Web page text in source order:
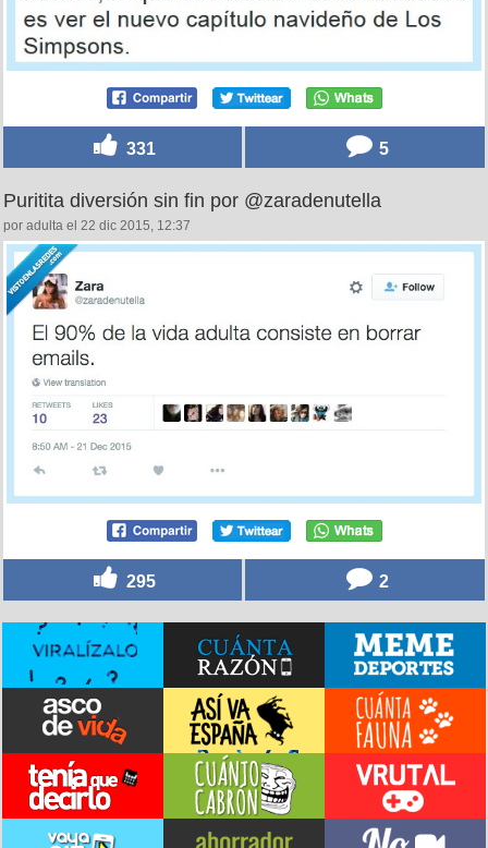
331 5
Puritita diversión sin fin por @zaradenutella
por adulta el 22 dic 2015, 12:37
295 2